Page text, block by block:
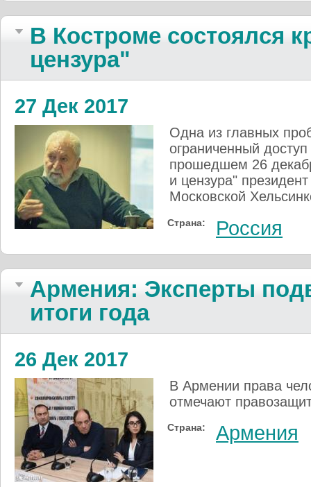
В Костроме состоялся
цензура"
27 Дек 2017
Одна из главных
ограниченный
прошедшем 26
и цензура"
Московской
Страна: Россия
Армения: Эксперты
итоги года
26 Дек 2017
В Армении права
отмечают
Страна: Армения